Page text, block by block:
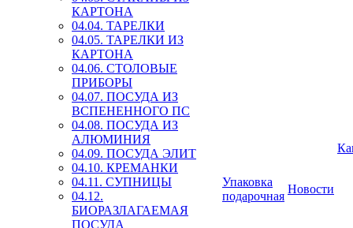
КАРТОНА
04.04. ТАРЕЛКИ
04.05. ТАРЕЛКИ ИЗ
КАРТОНА
04.06. СТОЛОВЫЕ
ПРИБОРЫ
04.07. ПОСУДА ИЗ
ВСПЕНЕННОГО ПС
04.08. ПОСУДА ИЗ
АЛЮМИНИЯ
04.09. ПОСУДА ЭЛИТ
04.10. КРЕМАНКИ
04.11. СУПНИЦЫ
04.12.
БИОРАЗЛАГАЕМАЯ
ПОСУДА
Упаковка
подарочная
Новости